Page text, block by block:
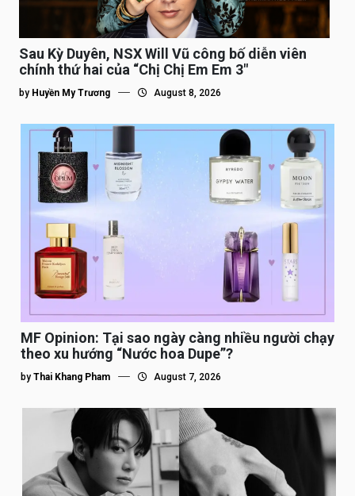
Sau Kỳ Duyên, NSX Will Vũ công bố diễn viên
chính thứ hai của “Chị Chị Em Em 3″
by Huyền My Trương August 8, 2026
MF Opinion: Tại sao ngày càng nhiều người chạy
theo xu hướng “Nước hoa Dupe”?
by Thai Khang Pham August 7, 2026